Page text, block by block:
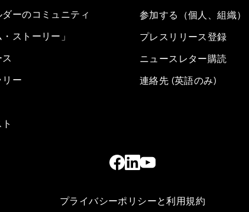
ーのコミュニティ
ストーリー」
ー
参加する（個人、組織）
プレスリリース登録
ニュースレター購読
連絡先 (英語のみ)
プライバシーポリシーと利用規約